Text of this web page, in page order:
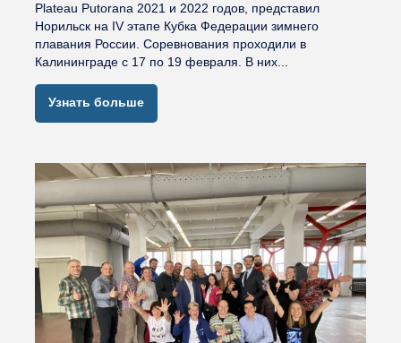
Plateau Putorana 2021 и 2022 годов, представил
Норильск на IV этапе Кубка Федерации зимнего
плавания России. Соревнования проходили в
Калининграде с 17 по 19 февраля. В них...
Узнать больше